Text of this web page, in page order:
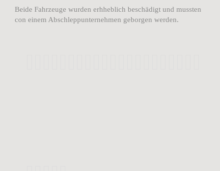
Beide Fahrzeuge wurden erhheblich beschädigt und mussten
con einem Abschleppunternehmen geborgen werden.